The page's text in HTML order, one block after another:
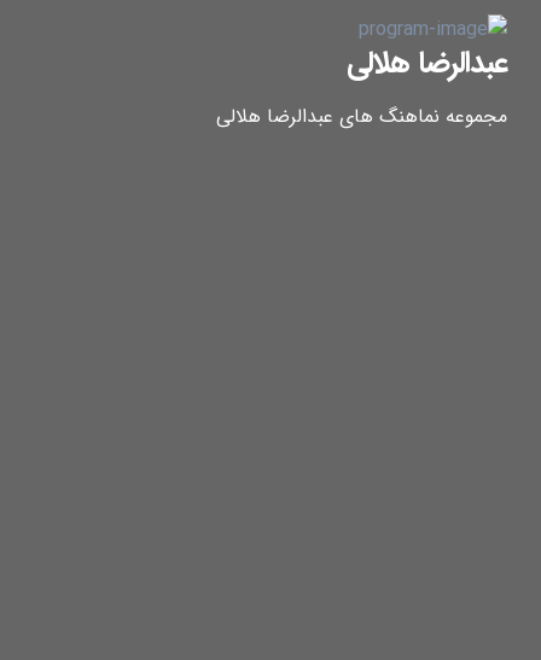
عبدالرضا هلالی
مجموعه نماهنگ های عبدالرضا هلالی